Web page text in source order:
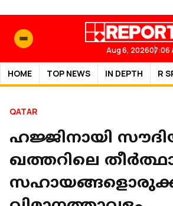
Aug 6, 202607:06
HOME TOP NEWS IN DEPTH R
QATAR
ഹജ്ജിനായി
ഖത്തറിലെ